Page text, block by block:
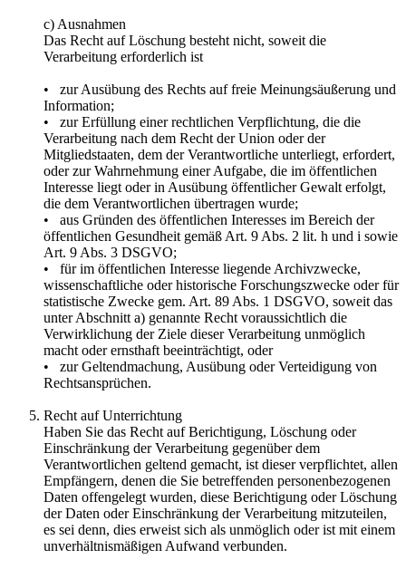
c) Ausnahmen
Das Recht auf Löschung besteht nicht, soweit die
Verarbeitung erforderlich ist
• zur Ausübung des Rechts auf freie Meinungsäußerung und
Information;
• zur Erfüllung einer rechtlichen Verpflichtung, die die
Verarbeitung nach dem Recht der Union oder der
Mitgliedstaaten, dem der Verantwortliche unterliegt, erfordert,
oder zur Wahrnehmung einer Aufgabe, die im öffentlichen
Interesse liegt oder in Ausübung öffentlicher Gewalt erfolgt,
die dem Verantwortlichen übertragen wurde;
• aus Gründen des öffentlichen Interesses im Bereich der
öffentlichen Gesundheit gemäß Art. 9 Abs. 2 lit. h und i sowie
Art. 9 Abs. 3 DSGVO;
• für im öffentlichen Interesse liegende Archivzwecke,
wissenschaftliche oder historische Forschungszwecke oder für
statistische Zwecke gem. Art. 89 Abs. 1 DSGVO, soweit das
unter Abschnitt a) genannte Recht voraussichtlich die
Verwirklichung der Ziele dieser Verarbeitung unmöglich
macht oder ernsthaft beeinträchtigt, oder
• zur Geltendmachung, Ausübung oder Verteidigung von
Rechtsansprüchen.
Recht auf Unterrichtung
Haben Sie das Recht auf Berichtigung, Löschung oder
Einschränkung der Verarbeitung gegenüber dem
Verantwortlichen geltend gemacht, ist dieser verpflichtet, allen
Empfängern, denen die Sie betreffenden personenbezogenen
Daten offengelegt wurden, diese Berichtigung oder Löschung
der Daten oder Einschränkung der Verarbeitung mitzuteilen,
es sei denn, dies erweist sich als unmöglich oder ist mit einem
unverhältnismäßigen Aufwand verbunden.